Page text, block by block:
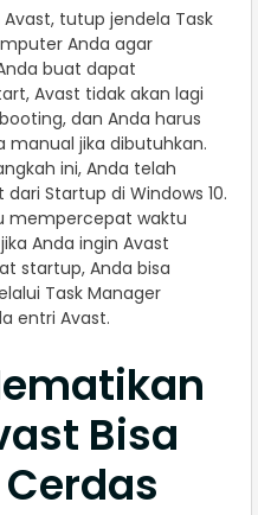
tutup jendela Task
Anda agar
buat dapat
Avast tidak akan lagi
dan Anda harus
manual jika dibutuhkan.
ini, Anda telah
Startup di Windows 10.
mempercepat waktu
Anda ingin Avast
startup, Anda bisa
Task Manager
entri Avast.
Bisa